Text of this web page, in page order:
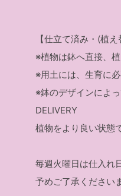
【仕立て済み・(植
※植物は鉢へ直接、植
※用土には、生育に
※鉢のデザインによ
DELIVERY
植物をより良い状態
毎週火曜日は仕入れ
予めご了承ください